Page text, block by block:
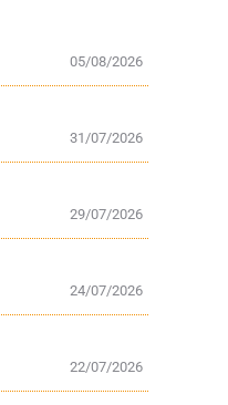
05/08/2026
31/07/2026
29/07/2026
24/07/2026
22/07/2026